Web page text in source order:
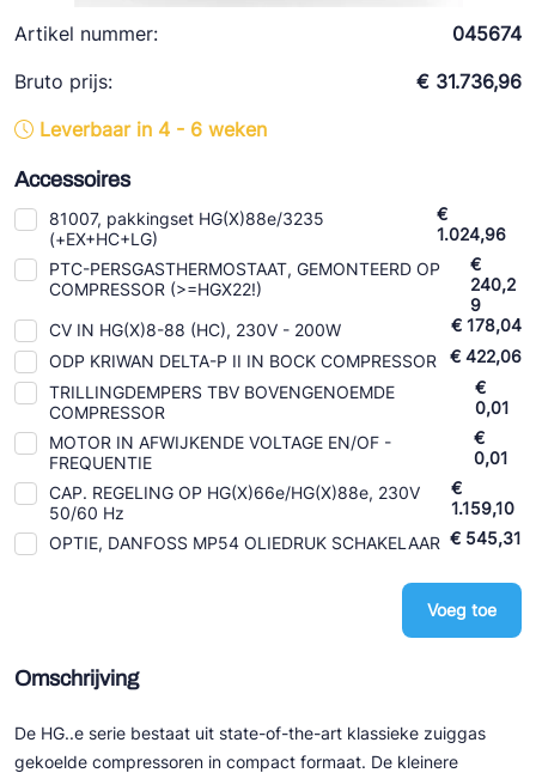
Artikel nummer:
045674
Bruto prijs:
€ 31.736,96
Leverbaar in 4 - 6 weken
Accessoires
81007, pakkingset HG(X)88e/3235
(+EX+HC+LG)
€
1.024,96
PTC-PERSGASTHERMOSTAAT, GEMONTEERD OP
COMPRESSOR (>=HGX22!)
€
240,2
9
CV IN HG(X)8-88 (HC), 230V - 200W
€ 178,04
ODP KRIWAN DELTA-P II IN BOCK COMPRESSOR
€ 422,06
TRILLINGDEMPERS TBV BOVENGENOEMDE
COMPRESSOR
€
0,01
MOTOR IN AFWIJKENDE VOLTAGE EN/OF -
FREQUENTIE
€
0,01
CAP. REGELING OP HG(X)66e/HG(X)88e, 230V
50/60 Hz
€
1.159,10
OPTIE, DANFOSS MP54 OLIEDRUK SCHAKELAAR € 545,31
Voeg toe
Omschrijving
De HG..e serie bestaat uit state-of-the-art klassieke zuiggas
gekoelde compressoren in compact formaat. De kleinere